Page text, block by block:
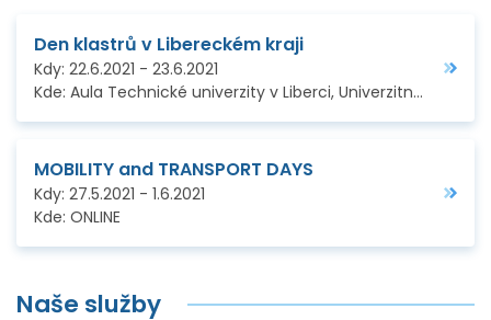
Den klastrů v Libereckém kraji
Kdy: 22.6.2021 - 23.6.2021
Kde: Aula Technické univerzity v Liberci, Univerzitní náměstí 1410/1
MOBILITY and TRANSPORT DAYS
Kdy: 27.5.2021 - 1.6.2021
Kde: ONLINE
Naše služby